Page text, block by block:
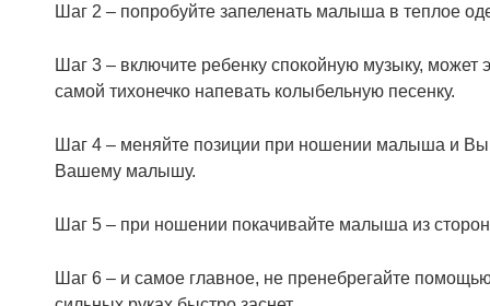
Шаг 2 – попробуйте запеленать малыша в теплое
Шаг 3 – включите ребенку спокойную музыку, может
самой тихонечко напевать колыбельную песенку.
Шаг 4 – меняйте позиции при ношении малыша и Вы
Вашему малышу.
Шаг 5 – при ношении покачивайте малыша из
Шаг 6 – и самое главное, не пренебрегайте